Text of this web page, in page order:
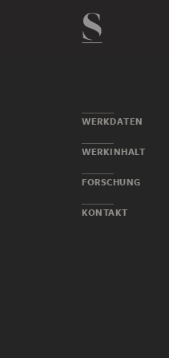
WERKDATEN
WERKINHALT
FORSCHUNG
KONTAKT